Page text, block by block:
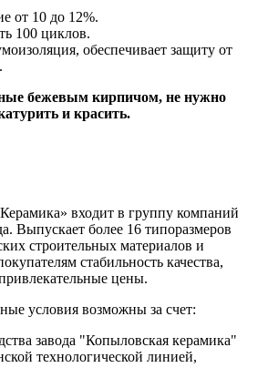
от 10 до 12%.
100 циклов.
обеспечивает защиту от
бежевым кирпичом, не нужно
и красить.
входит в группу компаний
Выпускает более 16 типоразмеров
строительных материалов и
стабильность качества,
цены.
условия возможны за счет:
завода "Копыловская керамика"
технологической линией,